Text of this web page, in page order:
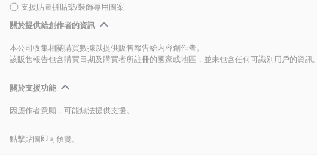
支援貼圖拼貼樂/裝飾專用圖案
關於提供給創作者的資訊
本公司收集相關購買數據以提供販售報告給內容創作者。
該販售報告包含購買日期及購買者所註冊的國家或地區，並未包含任何可識別用戶的資訊。
關於支援功能
因應作者意願，可能無法提供支援。
點擊貼圖即可預覽。